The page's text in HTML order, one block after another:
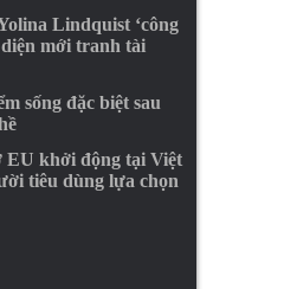
Lindquist ‘công
mới tranh tài
sống đặc biệt sau
EU khởi động tại Việt
tiêu dùng lựa chọn